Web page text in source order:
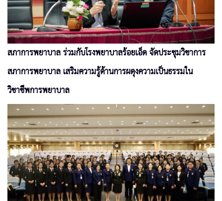
สภาการพยาบาล ร่วมกับโรงพยาบาลร้อยเอ็ด จัดประชุมวิชาการ
สภาการพยาบาล เสริมความรู้ด้านการผดุงความเป็นธรรมใน
วิชาชีพการพยาบาล